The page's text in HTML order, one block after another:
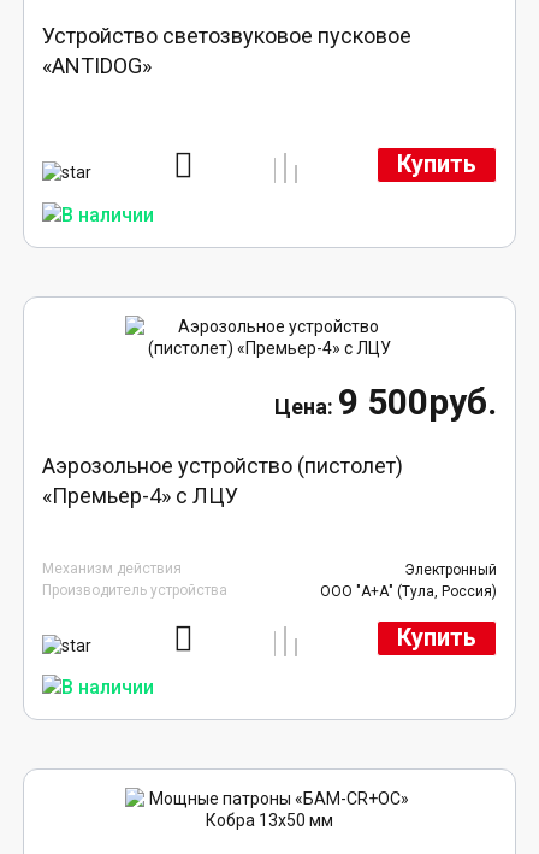
Устройство светозвуковое пусковое
«ANTIDOG»
Купить
9 500руб.
Аэрозольное устройство (пистолет)
«Премьер-4» с ЛЦУ
Механизм действия
Электронный
Производитель устройства
ООО "А+А" (Тула, Россия)
Купить